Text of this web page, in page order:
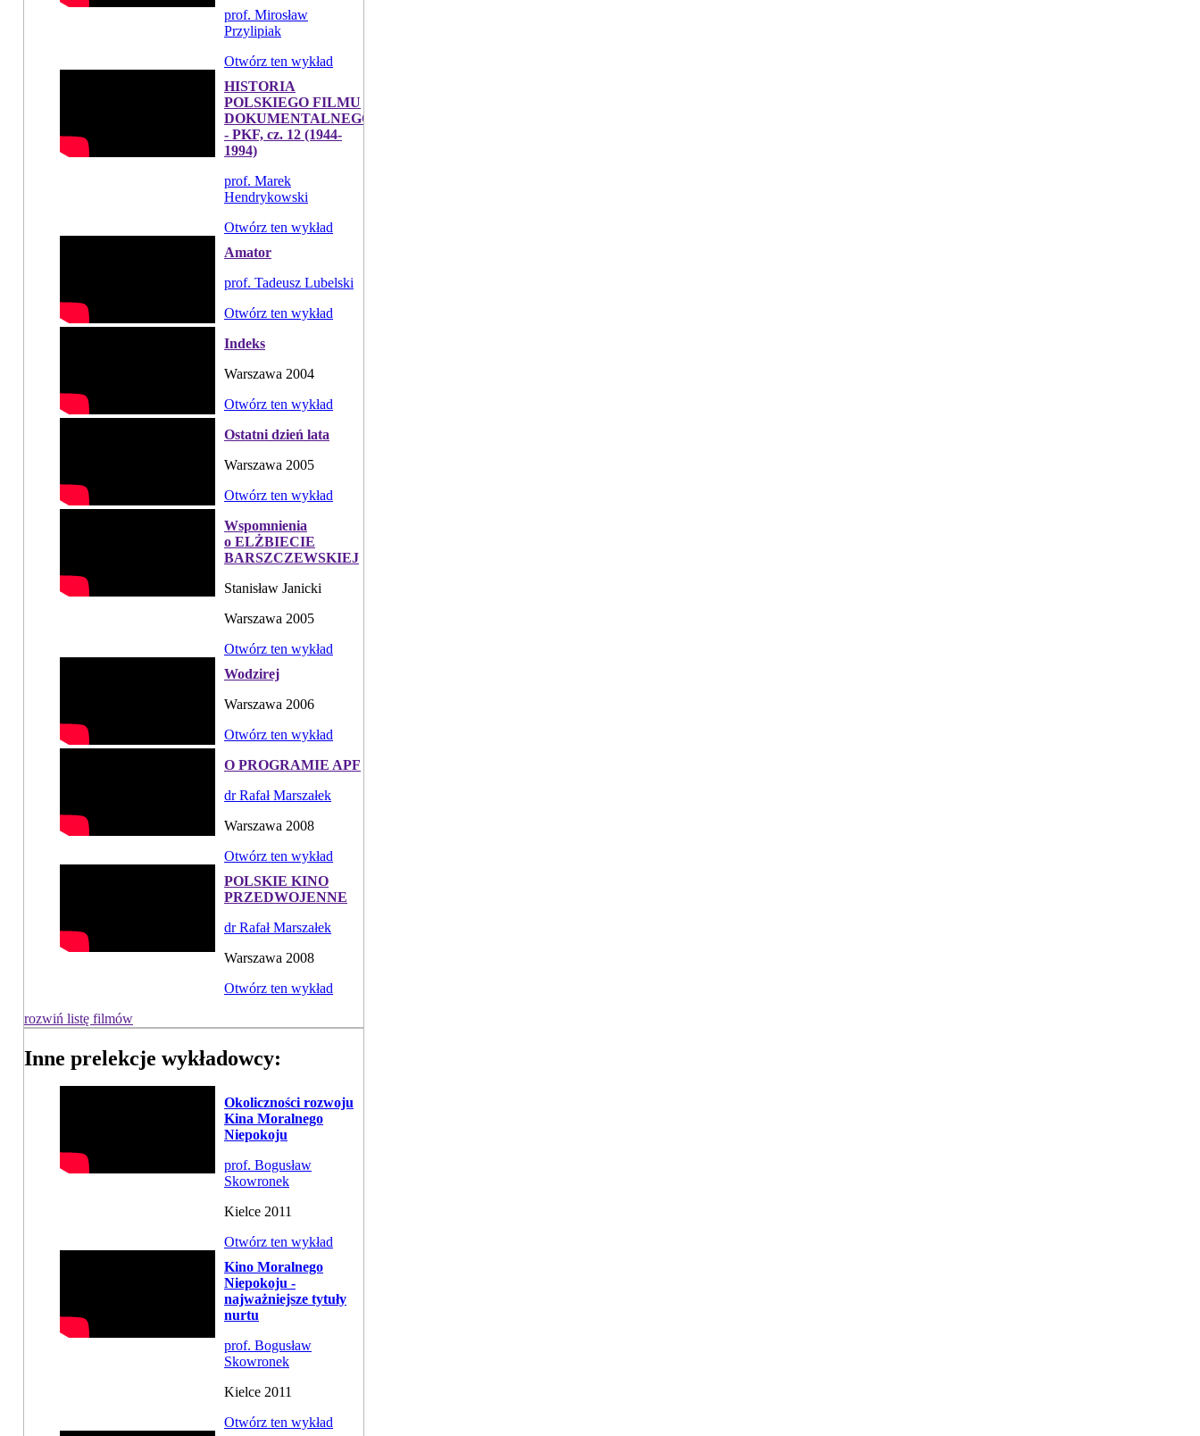
prof. Mirosław
Przylipiak
Otwórz ten wykład
HISTORIA
POLSKIEGO FILMU
DOKUMENTALNEGO
- PKF, cz. 12 (1944-
1994)
prof. Marek
Hendrykowski
Otwórz ten wykład
Amator
prof. Tadeusz Lubelski
Otwórz ten wykład
Indeks
Warszawa 2004
Otwórz ten wykład
Ostatni dzień lata
Warszawa 2005
Otwórz ten wykład
Wspomnienia
o ELŻBIECIE
BARSZCZEWSKIEJ
Stanisław Janicki
Warszawa 2005
Otwórz ten wykład
Wodzirej
Warszawa 2006
Otwórz ten wykład
O PROGRAMIE APF
dr Rafał Marszałek
Warszawa 2008
Otwórz ten wykład
POLSKIE KINO
PRZEDWOJENNE
dr Rafał Marszałek
Warszawa 2008
Otwórz ten wykład
rozwiń listę filmów
Inne prelekcje wykładowcy:
Okoliczności rozwoju
Kina Moralnego
Niepokoju
prof. Bogusław
Skowronek
Kielce 2011
Otwórz ten wykład
Kino Moralnego
Niepokoju -
najważniejsze tytuły
nurtu
prof. Bogusław
Skowronek
Kielce 2011
Otwórz ten wykład